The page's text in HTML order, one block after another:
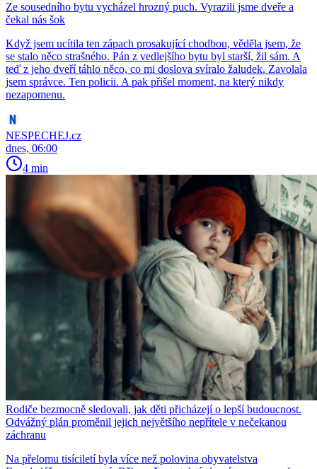
Ze sousedního bytu vycházel hrozný puch. Vyrazili jsme dveře a
čekal nás šok
Když jsem ucítila ten zápach prosakující chodbou, věděla jsem, že
se stalo něco strašného. Pán z vedlejšího bytu byl starší, žil sám. A
teď z jeho dveří táhlo něco, co mi doslova svíralo žaludek. Zavolala
jsem správce. Ten policii. A pak přišel moment, na který nikdy
nezapomenu.
NESPECHEJ.cz
dnes, 06:00
4 min
Rodiče bezmocně sledovali, jak děti přicházejí o lepší budoucnost.
Odvážný plán proměnil jejich největšího nepřítele v nečekanou
záchranu
Na přelomu tisíciletí byla více než polovina obyvatelstva